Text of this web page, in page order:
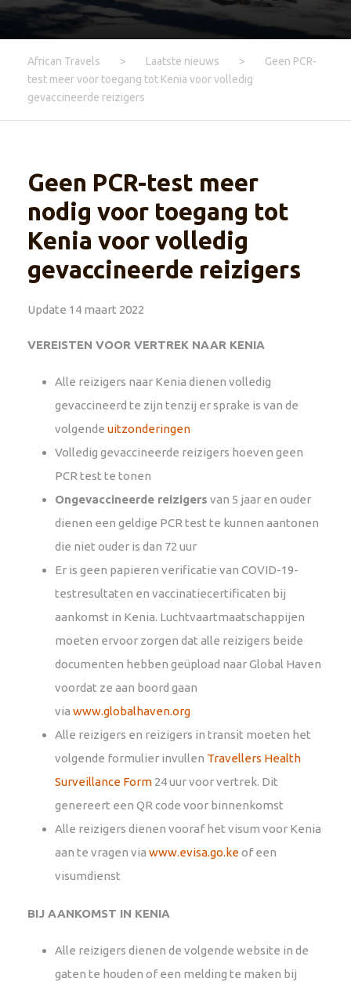
African Travels > Laatste nieuws >
Geen PCR-
test meer voor toegang tot Kenia voor volledig
gevaccineerde reizigers
Geen PCR-test meer
nodig voor toegang tot
Kenia voor volledig
gevaccineerde reizigers
Update 14 maart 2022
VEREISTEN VOOR VERTREK NAAR KENIA
Alle reizigers naar Kenia dienen volledig
gevaccineerd te zijn tenzij er sprake is van de
volgende uitzonderingen
Volledig gevaccineerde reizigers hoeven geen
PCR test te tonen
Ongevaccineerde reizigers van 5 jaar en ouder
dienen een geldige PCR test te kunnen aantonen
die niet ouder is dan 72 uur
Er is geen papieren verificatie van COVID-19-
testresultaten en vaccinatiecertificaten bij
aankomst in Kenia. Luchtvaartmaatschappijen
moeten ervoor zorgen dat alle reizigers beide
documenten hebben geüpload naar Global Haven
voordat ze aan boord gaan
via www.globalhaven.org
Alle reizigers en reizigers in transit moeten het
volgende formulier invullen Travellers Health
Surveillance Form 24 uur voor vertrek. Dit
genereert een QR code voor binnenkomst
Alle reizigers dienen vooraf het visum voor Kenia
aan te vragen via www.evisa.go.keof een
visumdienst
BIJ AANKOMST IN KENIA
Alle reizigers dienen de volgende website in de
gaten te houden of een melding te maken bij